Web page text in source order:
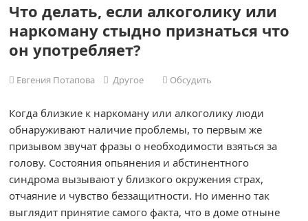
Что делать, если алкоголику или
наркоману стыдно признаться что
он употребляет?
Евгения Потапова Другое Обсудить
Когда близкие к наркоману или алкоголику люди
обнаруживают наличие проблемы, то первым же
призывом звучат фразы о необходимости взяться за
голову. Состояния опьянения и абстинентного
синдрома вызывают у близкого окружения страх,
отчаяние и чувство беззащитности. Но именно так
выглядит принятие самого факта, что в доме отныне